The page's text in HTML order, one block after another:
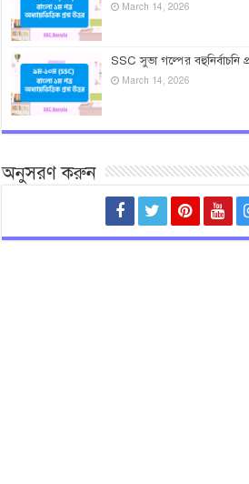
March 14, 2026
SSC সুভা গল্পের বহুনির্বাচনি
March 14, 2026
অনুসরণ করুন